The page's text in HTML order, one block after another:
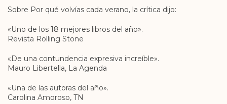
Sobre Por qué volvías cada verano, la crítica dijo:
«Uno de los 18 mejores libros del año».
Revista Rolling Stone
«De una contundencia expresiva increíble».
Mauro Libertella, La Agenda
«Una de las autoras del año».
Carolina Amoroso, TN